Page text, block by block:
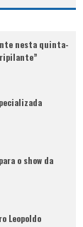
nesta quinta-
o show da
Leopoldo